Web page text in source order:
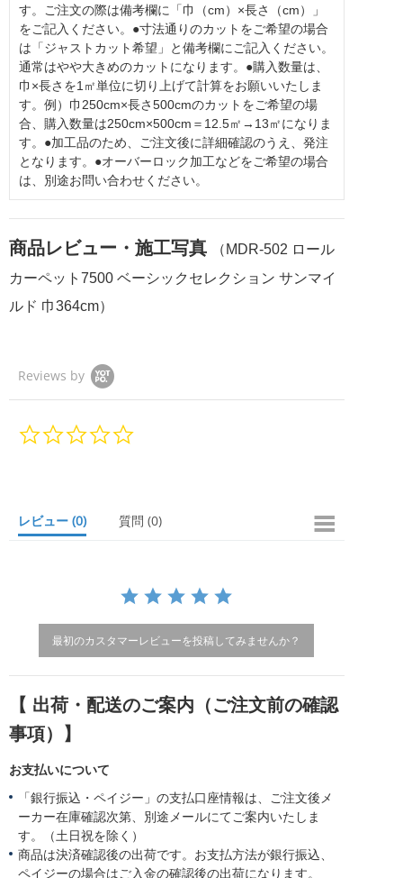
す。ご注文の際は備考欄に「巾（cm）×長さ（cm）」
をご記入ください。●寸法通りのカットをご希望の場合
は「ジャストカット希望」と備考欄にご記入ください。
通常はやや大きめのカットになります。●購入数量は、
巾×長さを1㎡単位に切り上げて計算をお願いいたしま
す。例）巾250cm×長さ500cmのカットをご希望の場
合、購入数量は250cm×500cm＝12.5㎡→13㎡になりま
す。●加工品のため、ご注文後に詳細確認のうえ、発注
となります。●オーバーロック加工などをご希望の場合
は、別途お問い合わせください。
商品レビュー・施工写真
（MDR-502 ロール
カーペット7500 ベーシックセレクション サンマイ
ルド 巾364cm）
Reviews by
r
g
レビュー (0) 質問 (0)
最初のカスタマーレビューを投稿してみませんか？
【 出荷・配送のご案内（ご注文前の確認
事項）】
お支払いについて
「銀行振込・ペイジー」の支払口座情報は、ご注文後メ
ーカー在庫確認次第、別途メールにてご案内いたしま
す。（土日祝を除く）
商品は決済確認後の出荷です。お支払方法が銀行振込、
ペイジーの場合はご入金の確認後の出荷になります。